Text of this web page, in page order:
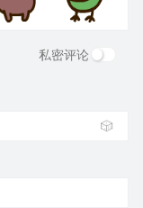
私密评论
🎲